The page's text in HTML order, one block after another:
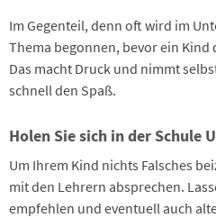
Im Gegenteil, denn oft wird im
Thema begonnen, bevor ein Kind
Das macht Druck und nimmt
schnell den Spaß.
Holen Sie sich in der Schule
Um Ihrem Kind nichts Falsches
mit den Lehrern absprechen.
empfehlen und eventuell auch